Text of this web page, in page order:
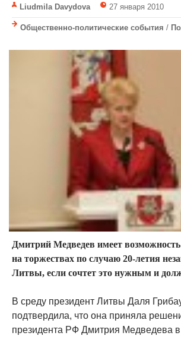
Liudmila Davydova 27 января 2010
Общественно-политические события /
Дмитрий Медведев имеет возможность
на торжествах по случаю 20-летия
Литвы, если сочтет это нужным и
В среду президент Литвы Даля
подтвердила, что она приняла
президента РФ Дмитрия Медведева в